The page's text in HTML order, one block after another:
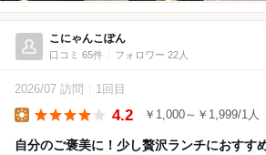
こにゃんこぽん
口コミ 65件 フォロワー 22人
2026/07 訪問 1回目
4.2 ￥1,000～￥1,999/1人
自分のご褒美に！少し贅沢ランチにおすす